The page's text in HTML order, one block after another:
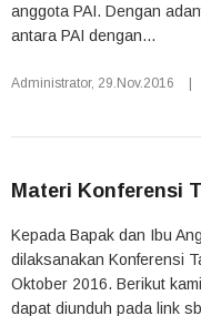
anggota PAI. Dengan
antara PAI dengan...
Administrator, 29.Nov.2016
Materi Konferensi
Kepada Bapak dan Ibu
dilaksanakan Konferensi
Oktober 2016. Berikut
dapat diunduh pada link